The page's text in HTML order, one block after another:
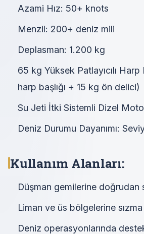
Azami Hız: 50+ knots
Menzil: 200+ deniz mili
Deplasman: 1.200 kg
65 kg Yüksek Patlayıcılı Harp
harp başlığı + 15 kg ön delici)
Su Jeti İtki Sistemli Dizel
Deniz Durumu Dayanımı:
Kullanım Alanları:
Düşman gemilerine doğrudan
Liman ve üs bölgelerine sızma
Deniz operasyonlarında